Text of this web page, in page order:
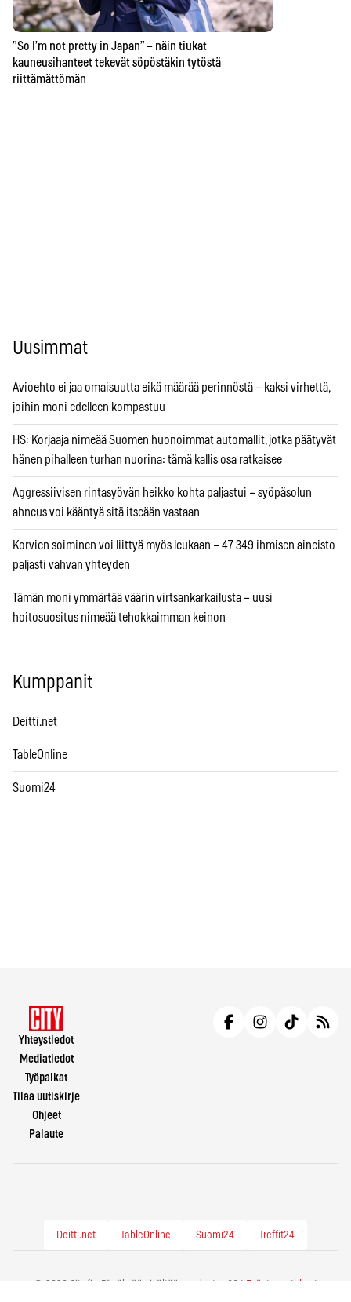
”So I’m not pretty in Japan” – näin tiukat
kauneusihanteet tekevät söpöstäkin tytöstä
riittämättömän
Uusimmat
Avioehto ei jaa omaisuutta eikä määrää perinnöstä – kaksi virhettä,
joihin moni edelleen kompastuu
HS: Korjaaja nimeää Suomen huonoimmat automallit, jotka päätyvät
hänen pihalleen turhan nuorina: tämä kallis osa ratkaisee
Aggressiivisen rintasyövän heikko kohta paljastui – syöpäsolun
ahneus voi kääntyä sitä itseään vastaan
Korvien soiminen voi liittyä myös leukaan – 47 349 ihmisen aineisto
paljasti vahvan yhteyden
Tämän moni ymmärtää väärin virtsankarkailusta – uusi
hoitosuositus nimeää tehokkaimman keinon
Kumppanit
Deitti.net
TableOnline
Suomi24
Yhteystiedot
Mediatiedot
Työpaikat
Tilaa uutiskirje
Ohjeet
Palaute
Deitti.net TableOnline Suomi24 Treffit24